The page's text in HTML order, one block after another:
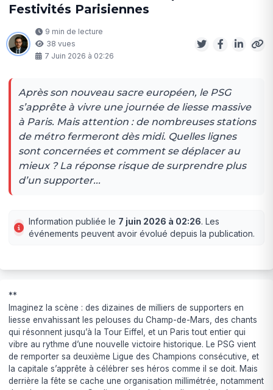
Festivités Parisiennes
9 min de lecture
38 vues
7 Juin 2026 à 02:26
Après son nouveau sacre européen, le PSG
s’apprête à vivre une journée de liesse massive
à Paris. Mais attention : de nombreuses stations
de métro fermeront dès midi. Quelles lignes
sont concernées et comment se déplacer au
mieux ? La réponse risque de surprendre plus
d’un supporter...
Information publiée le 7 juin 2026 à 02:26. Les
événements peuvent avoir évolué depuis la publication.
**
Imaginez la scène : des dizaines de milliers de supporters en
liesse envahissant les pelouses du Champ-de-Mars, des chants
qui résonnent jusqu’à la Tour Eiffel, et un Paris tout entier qui
vibre au rythme d’une nouvelle victoire historique. Le PSG vient
de remporter sa deuxième Ligue des Champions consécutive, et
la capitale s’apprête à célébrer ses héros comme il se doit. Mais
derrière la fête se cache une organisation millimétrée, notamment